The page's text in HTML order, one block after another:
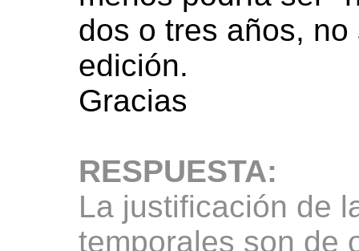
dos o tres años,
edición.
Gracias
RESPUESTA:
La justificación de
temporales son de